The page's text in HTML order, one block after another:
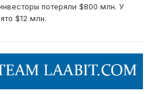
потеряли $800 млн. У
$12 млн.